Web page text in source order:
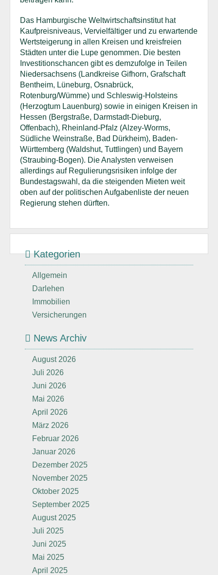
Das Hamburgische Weltwirtschaftsinstitut hat
Kaufpreisniveaus, Vervielfältiger und zu erwartende
Wertsteigerung in allen Kreisen und kreisfreien
Städten unter die Lupe genommen. Die besten
Investitionschancen gibt es demzufolge in Teilen
Niedersachsens (Landkreise Gifhorn, Grafschaft
Bentheim, Lüneburg, Osnabrück,
Rotenburg/Wümme) und Schleswig-Holsteins
(Herzogtum Lauenburg) sowie in einigen Kreisen in
Hessen (Bergstraße, Darmstadt-Dieburg,
Offenbach), Rheinland-Pfalz (Alzey-Worms,
Südliche Weinstraße, Bad Dürkheim), Baden-
Württemberg (Waldshut, Tuttlingen) und Bayern
(Straubing-Bogen). Die Analysten verweisen
allerdings auf Regulierungsrisiken infolge der
Bundestagswahl, da die steigenden Mieten weit
oben auf der politischen Aufgabenliste der neuen
Regierung stehen dürften.
Kategorien
Allgemein
Darlehen
Immobilien
Versicherungen
News Archiv
August 2026
Juli 2026
Juni 2026
Mai 2026
April 2026
März 2026
Februar 2026
Januar 2026
Dezember 2025
November 2025
Oktober 2025
September 2025
August 2025
Juli 2025
Juni 2025
Mai 2025
April 2025